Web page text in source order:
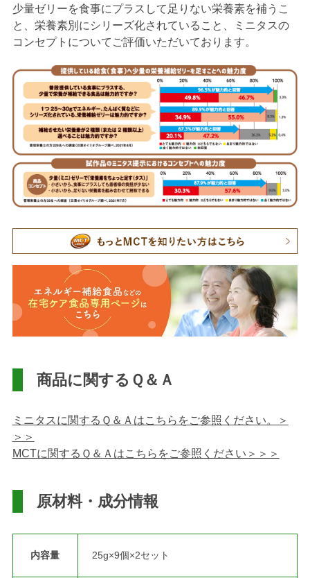
少量ゼリーを食事にプラスして足りない栄養素を補うこ
と、栄養素別にシリーズ化されていること、ミニタスの
コンセプトについてご評価いただいております。
商品に関するＱ＆Ａ
ミニタスに関するＱ＆Ａはこちらをご参照ください。＞
＞＞
MCTに関するＱ＆Ａはこちらをご参照ください＞＞＞
原材料・成分情報
内容量 25g×9個×2セット